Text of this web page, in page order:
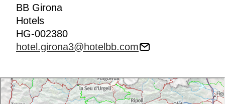
BB Girona
Hotels
HG-002380
hotel.girona3@hotelbb.com